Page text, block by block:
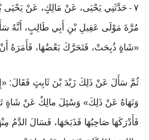
٧ - حَدَّثَنِي يَحْيَى، عَنْ مَالِكٍ، عَنْ يَحْيَى
مُرَّةَ مَوْلَى عَقِيلِ بْنِ أَبِي طَالِبٍ، أَنَّهُ
«شَاةٍ ذُبِحَتْ، فَتَحَرَّكَ بَعْضُهَا، فَأَمَرَهُ أَنْ
ثُمَّ سَأَلَ عَنْ ذَلِكَ زَيْدَ بْنَ ثَابِتٍ فَقَالَ:
وَنَهَاهُ عَنْ ذَلِكَ» وَسُئِلَ مالِكٌ عَنْ شَاةٍ
فَأَدْرَكَهَا صَاحِبُهَا فَذَبَحَهَا، فَسَالَ الدَّمُ